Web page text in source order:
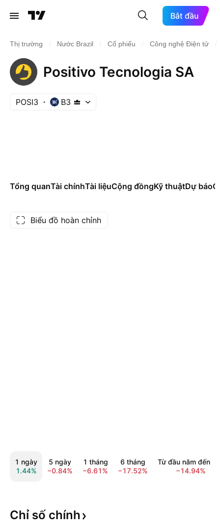
Bắt đầu
Thị trường Nước Brazil Cổ phiếu Công nghệ Điện tử
Positivo Tecnologia SA
POSI3 B3
Tổng quanTài chínhTài liệuCộng đồngKỹ thuậtDự báo
Biểu đồ hoàn chỉnh
1 ngày
1.44%
5 ngày
−0.84%
1 tháng
−6.61%
6 tháng
−17.52%
Từ đầu năm đến
−14.94%
Chỉ số chính